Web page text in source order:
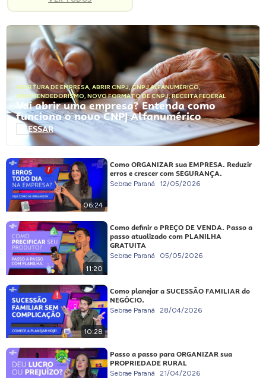
ABERTURA DE EMPRESA, ABRIR CNPJ,CNPJ ALFANUMÉRICO,
EMPREENDEDORISMO, NOVO FORMATO DE CNPJ,RECEITA FEDERAL
Vai abrir uma empresa? Entenda como
funciona o novo CNPJ Alfanumérico
ACESSAR
06:24
Como ORGANIZAR sua EMPRESA. Reduzir
erros e crescer com SEGURANÇA.
Sebrae Paraná 12/05/2026
11:20
Como definir o PREÇO DE VENDA. Passo a
passo atualizado com PLANILHA
GRATUITA
Sebrae Paraná 05/05/2026
10:28
Como planejar a SUCESSÃO FAMILIAR do
NEGÓCIO.
Sebrae Paraná 28/04/2026
Passo a passo para ORGANIZAR sua
PROPRIEDADE RURAL
Sebrae Paraná 21/04/2026